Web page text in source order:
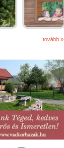
tovább »